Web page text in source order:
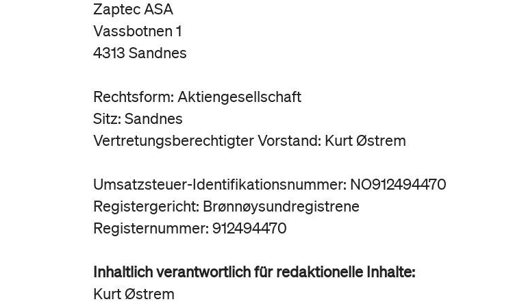
Zaptec ASA
Vassbotnen 1
4313 Sandnes
Rechtsform: Aktiengesellschaft
Sitz: Sandnes
Vertretungsberechtigter Vorstand: Kurt Østrem
Umsatzsteuer-Identifikationsnummer: NO912494470
Registergericht: Brønnøysundregistrene
Registernummer: 912494470
Inhaltlich verantwortlich für redaktionelle Inhalte:
Kurt Østrem